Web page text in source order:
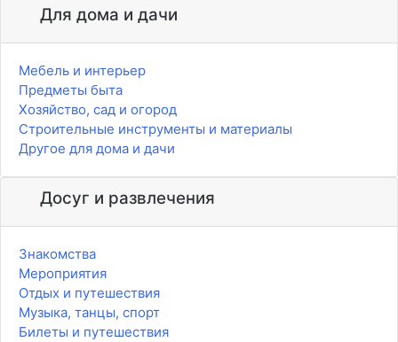
Для дома и дачи
Мебель и интерьер
Предметы быта
Хозяйство, сад и огород
Строительные инструменты и материалы
Другое для дома и дачи
Досуг и развлечения
Знакомства
Мероприятия
Отдых и путешествия
Музыка, танцы, спорт
Билеты и путешествия